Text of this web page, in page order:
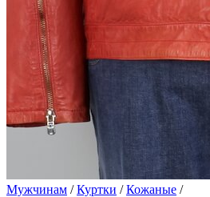
Мужчинам / Куртки / Кожаные /